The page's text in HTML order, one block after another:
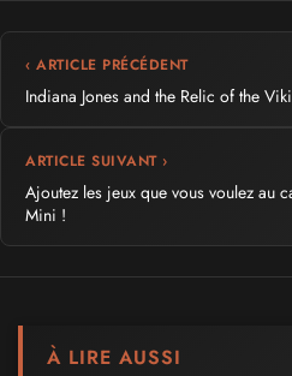
‹ ARTICLE PRÉCÉDENT
Indiana Jones and the Relic of the
ARTICLE SUIVANT ›
Ajoutez les jeux que vous voulez au
Mini !
À LIRE AUSSI